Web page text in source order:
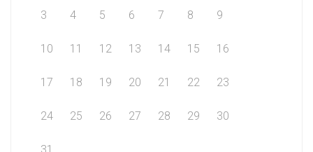
3 4 5 6 7 8 9
10 11 12 13 14 15 16
17 18 19 20 21 22 23
24 25 26 27 28 29 30